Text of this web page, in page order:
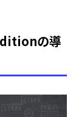
の導